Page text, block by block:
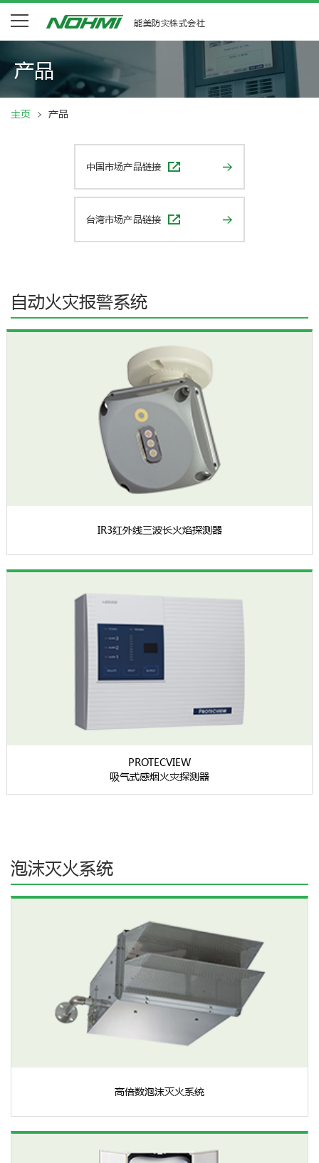
能美防灾株式会社
产品
主页 产品
中国市场产品链接
台湾市场产品链接
自动火灾报警系统
IR3红外线三波长火焰探测器
PROTECVIEW
吸气式感烟火灾探测器
泡沫灭火系统
高倍数泡沫灭火系统